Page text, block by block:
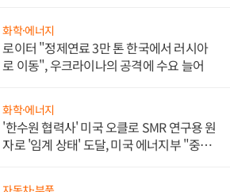
화학·에너지
로이터 "정제연료 3만 톤 한국에서 러시아
로 이동", 우크라이나의 공격에 수요 늘어
화학·에너지
'한수원 협력사' 미국 오클로 SMR 연구용 원
자로 '임계 상태' 도달, 미국 에너지부 "중요